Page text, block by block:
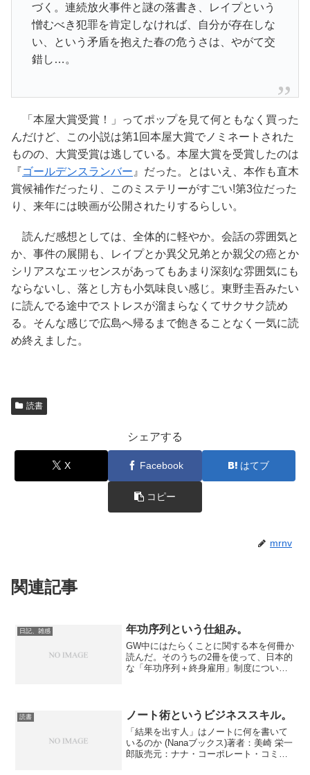
づく。連続放火事件と謎の落書き、レイプという
憎むべき犯罪を肯定しなければ、自分が存在しな
い、という矛盾を抱えた春の危うさは、やがて交
錯し…。
「本屋大賞受賞！」ってポップを見て何ともなく買った
んだけど、この小説は第1回本屋大賞でノミネートされた
ものの、大賞受賞は逃している。本屋大賞を受賞したのは
『ゴールデンスランバー 』だった。とはいえ、本作も直木
賞候補作だったり、このミステリーがすごい!第3位だった
り、来年には映画が公開されたりするらしい。
読んだ感想としては、全体的に軽やか。会話の雰囲気と
か、事件の展開も、レイプとか異父兄弟とか親父の癌とか
シリアスなエッセンスがあってもあまり深刻な雰囲気にも
ならないし、落とし方も小気味良い感じ。東野圭吾みたい
に読んでる途中でストレスが溜まらなくてサクサク読め
る。そんな感じで広島へ帰るまで飽きることなく一気に読
め終えました。
読書
シェアする
X Facebook はてブ
コピー
mrnv
関連記事
日記、雑感 年功序列という仕組み。
GW中にはたらくことに関する本を何冊か
読んだ。そのうちの2冊を使って、日本的
な「年功序列＋終身雇用」制度について
っていたのに、...
読書 ノート術というビジネススキル。
「結果を出す人」はノートに何を書いて
いるのか (Nanaブックス)著者：美崎 栄一
郎販売元：ナナ・コーポレート・コミュ